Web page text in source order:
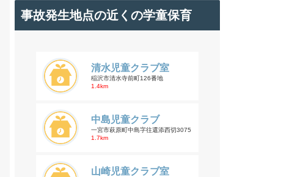
事故発生地点の近くの学童保育
清水児童クラブ室
稲沢市清水寺前町126番地
1.4km
中島児童クラブ
一宮市萩原町中島字往還添西切3075
1.7km
山崎児童クラブ室